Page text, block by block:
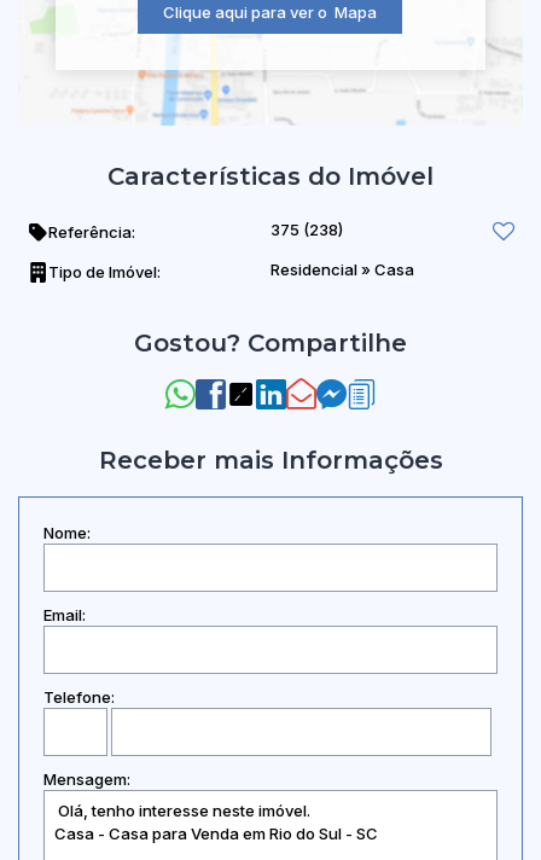
Clique aqui para ver o Mapa
Características do Imóvel
Referência: 375 (238)
Tipo de Imóvel: Residencial» Casa
Gostou? Compartilhe
Receber mais Informações
Nome:
Email:
Telefone:
Mensagem: